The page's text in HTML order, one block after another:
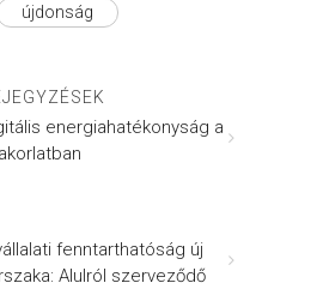
újdonság
energiahatékonyság a
fenntarthatóság új
Alulról szerveződő